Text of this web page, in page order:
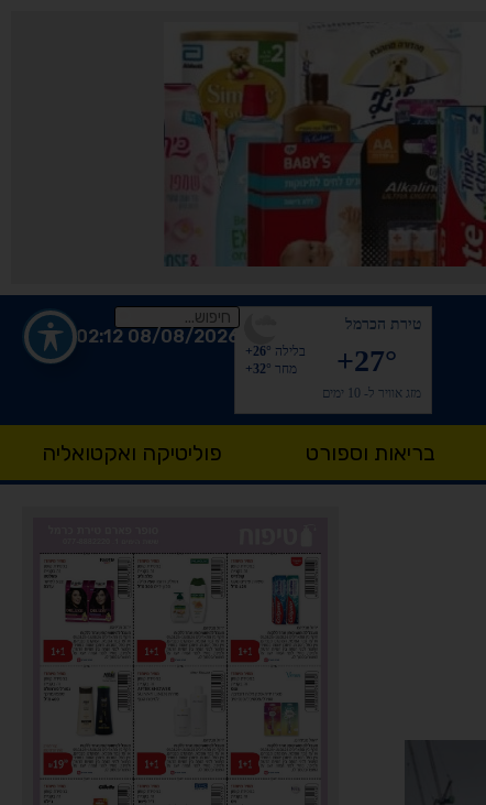
טירת הכרמל
+27° בלילה +26°
מחר +32°
מזג אוויר ל- 10 ימים
08/08/2026 02:12
בריאות וספורט פוליטיקה ואקטואליה